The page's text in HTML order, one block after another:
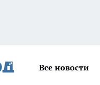
Все новости